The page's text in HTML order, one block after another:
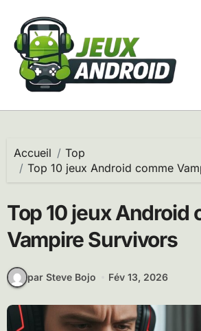
contenu
Accueil
Top
Top 10 jeux Android comme
Top 10 jeux Android
Vampire Survivors
par Steve Bojo Fév 13, 2026